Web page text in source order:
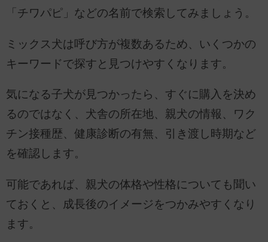
「チワパピ」などの名前で検索してみましょう。
ミックス犬は呼び方が複数あるため、いくつかの
キーワードで探すと見つけやすくなります。
気になる子犬が見つかったら、すぐに購入を決め
るのではなく、犬舎の所在地、親犬の情報、ワク
チン接種歴、健康診断の有無、引き渡し時期など
を確認します。
可能であれば、親犬の体格や性格についても聞い
ておくと、成長後のイメージをつかみやすくなり
ます。